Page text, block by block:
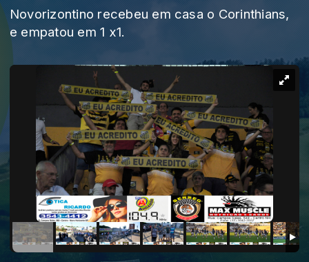
Novorizontino recebeu em casa o Corinthians,
e empatou em 1 x1.